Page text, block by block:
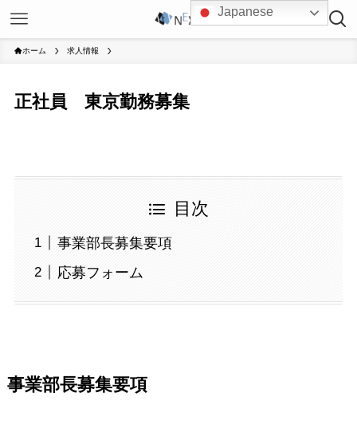
ホーム 求人情報
正社員 東京勤務募集
目次
事業部長募集要項
応募フォーム
事業部長募集要項
Japanese